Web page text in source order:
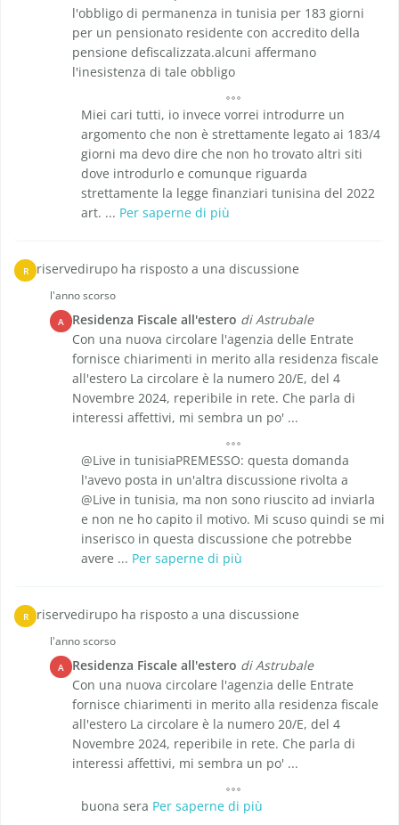
l'obbligo di permanenza in tunisia per 183 giorni
per un pensionato residente con accredito della
pensione defiscalizzata.alcuni affermano
l'inesistenza di tale obbligo
Miei cari tutti, io invece vorrei introdurre un
argomento che non è strettamente legato ai 183/4
giorni ma devo dire che non ho trovato altri siti
dove introdurlo e comunque riguarda
strettamente la legge finanziari tunisina del 2022
art. ... Per saperne di più
R riservedirupo ha risposto a una discussione
l'anno scorso
A Residenza Fiscale all'estero di Astrubale
Con una nuova circolare l'agenzia delle Entrate
fornisce chiarimenti in merito alla residenza fiscale
all'estero La circolare è la numero 20/E, del 4
Novembre 2024, reperibile in rete. Che parla di
interessi affettivi, mi sembra un po' ...
@Live in tunisiaPREMESSO: questa domanda
l'avevo posta in un'altra discussione rivolta a
@Live in tunisia, ma non sono riuscito ad inviarla
e non ne ho capito il motivo. Mi scuso quindi se mi
inserisco in questa discussione che potrebbe
avere ... Per saperne di più
R riservedirupo ha risposto a una discussione
l'anno scorso
A Residenza Fiscale all'estero di Astrubale
Con una nuova circolare l'agenzia delle Entrate
fornisce chiarimenti in merito alla residenza fiscale
all'estero La circolare è la numero 20/E, del 4
Novembre 2024, reperibile in rete. Che parla di
interessi affettivi, mi sembra un po' ...
buona sera Per saperne di più